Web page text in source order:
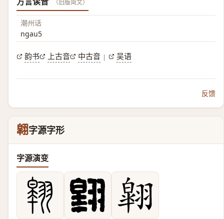
（旧版简文）
潮州话
ngau5
韵书 上古音 中古音 | 吴语
反馈
翶字源字形
字源演变